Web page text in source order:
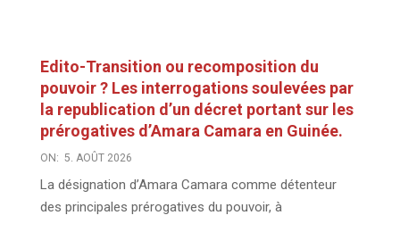
Edito-Transition ou recomposition du
pouvoir ? Les interrogations soulevées par
la republication d’un décret portant sur les
prérogatives d’Amara Camara en Guinée.
ON: 5. AOÛT 2026
La désignation d’Amara Camara comme détenteur
des principales prérogatives du pouvoir, à